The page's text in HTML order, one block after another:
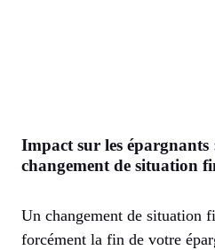
Impact sur les épargnants
changement de situation
Un changement de situation
forcément la fin de votre